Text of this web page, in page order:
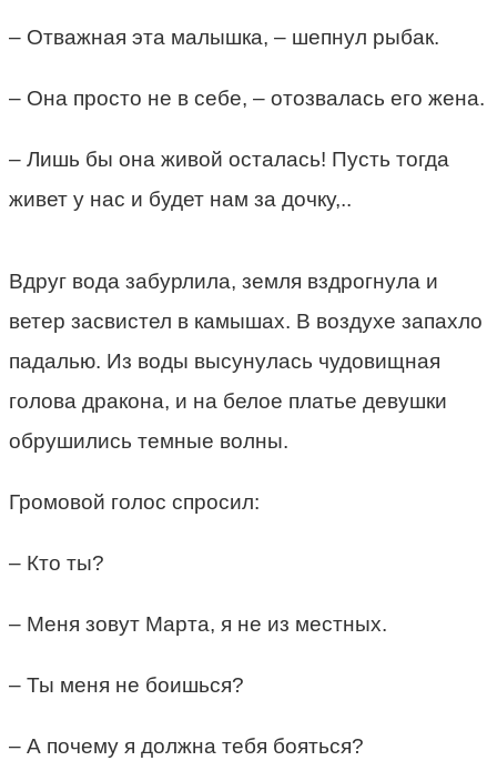
– Отважная эта малышка, – шепнул рыбак.
– Она просто не в себе, – отозвалась его жена.
– Лишь бы она живой осталась! Пусть тогда
живет у нас и будет нам за дочку,..
Вдруг вода забурлила, земля вздрогнула и
ветер засвистел в камышах. В воздухе запахло
падалью. Из воды высунулась чудовищная
голова дракона, и на белое платье девушки
обрушились темные волны.
Громовой голос спросил:
– Кто ты?
– Меня зовут Марта, я не из местных.
– Ты меня не боишься?
– А почему я должна тебя бояться?